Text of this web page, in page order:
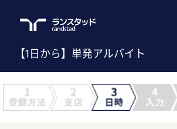
【1日から】単発アルバイト